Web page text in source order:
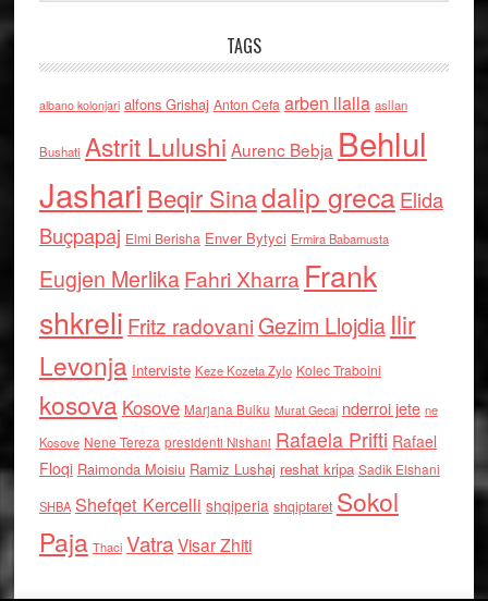
TAGS
albano kolonjari alfons Grishaj Anton Cefa arben llalla asllan
Bushati Astrit Lulushi Aurenc Bebja Behlul
Jashari Beqir Sinadalip grecaElida
Buçpapaj Elmi Berisha Enver Bytyci Ermira Babamusta
Eugjen MerlikaFahri Xharra Frank
shkreli Fritz radovaniGezim Llojdia Ilir
Levonja Interviste Keze Kozeta Zylo Kolec Traboini
kosova Kosove Marjana Bulku Murat Gecaj nderroi jete ne
Kosove Nene Tereza presidenti Nishani Rafaela Prifti Rafael
Floqi Raimonda Moisiu Ramiz Lushaj reshat kripa Sadik Elshani
SHBA Shefqet Kercelli shqiperia shqiptaret Sokol
Paja Thaci VatraVisar Zhiti